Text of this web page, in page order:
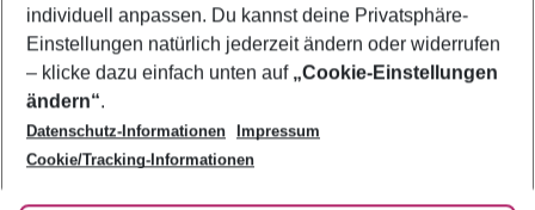
Footer navigation
Über uns
AGB
Bestpreisgarantie
Cookie-Einstellungen ändern
Cookie-Richtlinie
Agenturbetreuung
Barrierefreies Reisen
Folge uns
individuell anpassen. Du kannst deine Privatsphäre-
Einstellungen natürlich jederzeit ändern oder widerrufen
– klicke dazu einfach unten auf „Cookie-Einstellungen
ändern“.
Datenschutz-Informationen
Impressum
Cookie/Tracking-Informationen